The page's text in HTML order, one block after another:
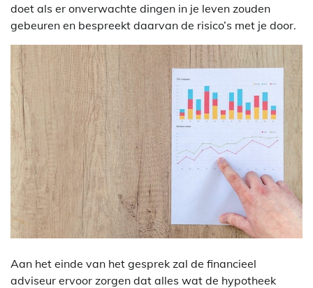
doet als er onverwachte dingen in je leven zouden
gebeuren en bespreekt daarvan de risico’s met je door.
Aan het einde van het gesprek zal de financieel
adviseur ervoor zorgen dat alles wat de hypotheek